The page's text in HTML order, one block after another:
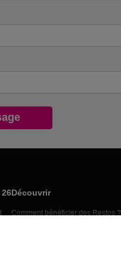
Découvrir
Comment bénéficier des Restos ?